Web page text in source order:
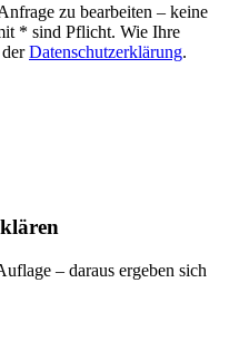
zu bearbeiten – keine
* sind Pflicht. Wie Ihre
Datenschutzerklärung.
– daraus ergeben sich